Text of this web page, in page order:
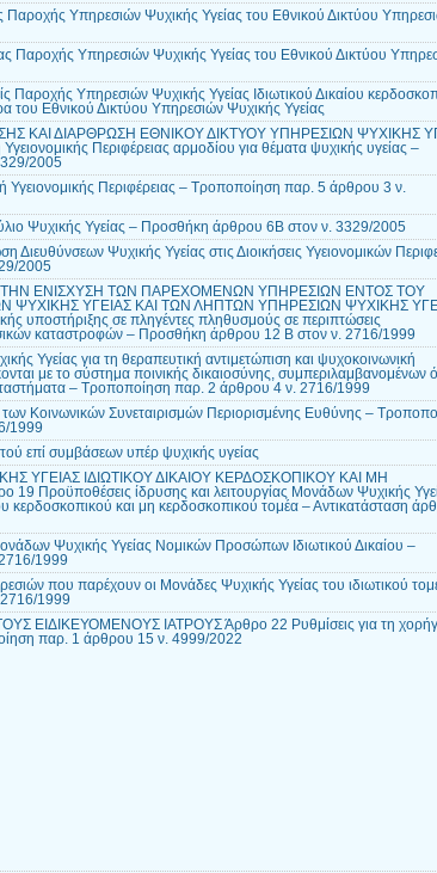
Παροχής Υπηρεσιών Ψυχικής Υγείας του Εθνικού Δικτύου
Παροχής Υπηρεσιών Ψυχικής Υγείας του Εθνικού Δικτύου
Υπηρεσιών Ψυχικής Υγείας Ιδιωτικού Δικαίου
του Εθνικού Δικτύου Υπηρεσιών Ψυχικής Υγείας
ΚΑΙ ΔΙΑΡΘΡΩΣΗ ΕΘΝΙΚΟΥ ΔΙΚΤΥΟΥ ΥΠΗΡΕΣΙΩΝ ΨΥΧΙΚΗΣ
Περιφέρειας αρμοδίου για θέματα ψυχικής υγείας –
2005
Υγειονομικής Περιφέρειας – Τροποποίηση παρ. 5 άρθρου 3 ν.
Ψυχικής Υγείας – Προσθήκη άρθρου 6Β στον ν. 3329/2005
Διευθύνσεων Ψυχικής Υγείας στις Διοικήσεις Υγειονομικών
2005
ΤΗΝ ΕΝΙΣΧΥΣΗ ΤΩΝ ΠΑΡΕΧΟΜΕΝΩΝ ΥΠΗΡΕΣΙΩΝ ΕΝΤΟΣ ΤΟΥ
ΨΥΧΙΚΗΣ ΥΓΕΙΑΣ ΚΑΙ ΤΩΝ ΛΗΠΤΩΝ ΥΠΗΡΕΣΙΩΝ ΨΥΧΙΚΗΣ
υποστήριξης σε πληγέντες πληθυσμούς σε περιπτώσεις
καταστροφών – Προσθήκη άρθρου 12 Β στον ν. 2716/1999
Υγείας για τη θεραπευτική αντιμετώπιση και ψυχοκοινωνική
με το σύστημα ποινικής δικαιοσύνης, συμπεριλαμβανομένων
– Τροποποίηση παρ. 2 άρθρου 4 ν. 2716/1999
Κοινωνικών Συνεταιρισμών Περιορισμένης Ευθύνης –
1999
επί συμβάσεων υπέρ ψυχικής υγείας
ΥΓΕΙΑΣ ΙΔΙΩΤΙΚΟΥ ΔΙΚΑΙΟΥ ΚΕΡΔΟΣΚΟΠΙΚΟΥ ΚΑΙ ΜΗ
Προϋποθέσεις ίδρυσης και λειτουργίας Μονάδων Ψυχικής
κερδοσκοπικού και μη κερδοσκοπικού τομέα – Αντικατάσταση
Ψυχικής Υγείας Νομικών Προσώπων Ιδιωτικού Δικαίου –
1999
που παρέχουν οι Μονάδες Ψυχικής Υγείας του ιδιωτικού
1999
ΕΙΔΙΚΕΥΟΜΕΝΟΥΣ ΙΑΤΡΟΥΣ Άρθρο 22 Ρυθμίσεις για τη
παρ. 1 άρθρου 15 ν. 4999/2022